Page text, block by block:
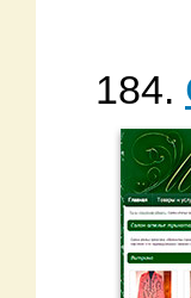
184.